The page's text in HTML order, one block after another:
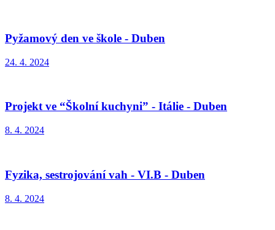
Pyžamový den ve škole - Duben
24. 4. 2024
Projekt ve “Školní kuchyni” - Itálie - Duben
8. 4. 2024
Fyzika, sestrojování vah - VI.B - Duben
8. 4. 2024